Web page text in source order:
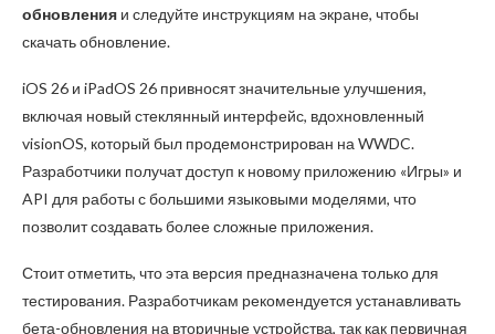
обновления и следуйте инструкциям на экране, чтобы
скачать обновление.
iOS 26 и iPadOS 26 привносят значительные улучшения,
включая новый стеклянный интерфейс, вдохновленный
visionOS, который был продемонстрирован на WWDC.
Разработчики получат доступ к новому приложению «Игры» и
API для работы с большими языковыми моделями, что
позволит создавать более сложные приложения.
Стоит отметить, что эта версия предназначена только для
тестирования. Разработчикам рекомендуется устанавливать
бета-обновления на вторичные устройства, так как первичная